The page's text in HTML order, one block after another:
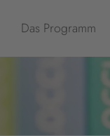
Das Programm